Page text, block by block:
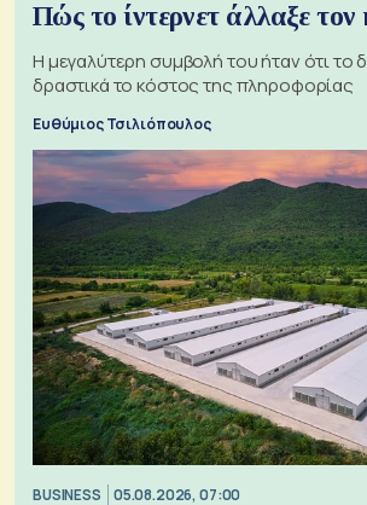
Πώς το ίντερνετ άλλαξε τον
Η μεγαλύτερη συμβολή του ήταν ότι το
δραστικά το κόστος της πληροφορίας
Ευθύμιος Τσιλιόπουλος
BUSINESS 05.08.2026, 07:00